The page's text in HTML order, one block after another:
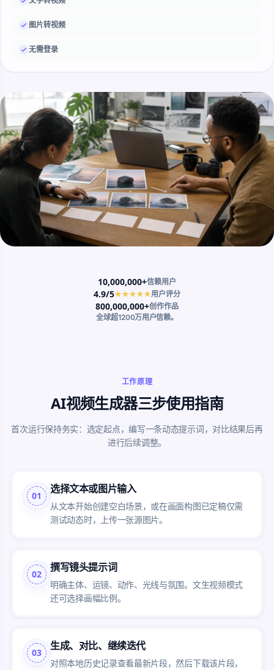
图片转视频
无需登录
10,000,000+信赖用户
4.9/5★★★★★用户评分
800,000,000+创作作品
全球超1200万用户信赖。
工作原理
AI视频生成器三步使用指南
首次运行保持务实：选定起点，编写一条动态提示词，对比结果后再
进行后续调整。
01
选择文本或图片输入
从文本开始创建空白场景，或在画面构图已定稿仅需
测试动态时，上传一张源图片。
02
撰写镜头提示词
明确主体、运镜、动作、光线与氛围。文生视频模式
还可选择画幅比例。
03
生成、对比、继续迭代
对照本地历史记录查看最新片段，然后下载该片段，